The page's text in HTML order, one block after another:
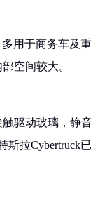
用于商务车及重
空间较大。
驱动玻璃，静音
斯拉Cybertruck已